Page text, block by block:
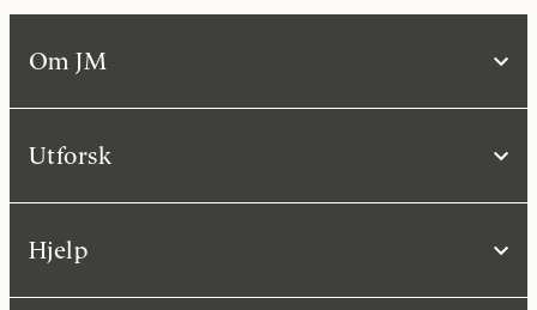
Om JM
Utforsk
Hjelp